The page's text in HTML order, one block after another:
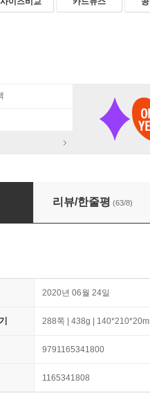
리뷰/한줄평 (63/8)
2020년 06월 24일
288쪽 | 438g |
9791165341800
1165341808